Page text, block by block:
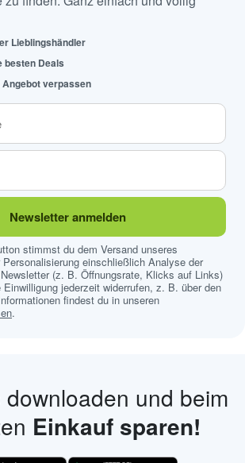
Lieblingshändler
besten Deals
verpassen
Newsletter anmelden
stimmst du dem Versand unseres
einschließlich Analyse der
(z. B. Öffnungsrate, Klicks auf Links)
jederzeit widerrufen, z. B. über den
findest du in unseren
.
und beim
Einkauf sparen!